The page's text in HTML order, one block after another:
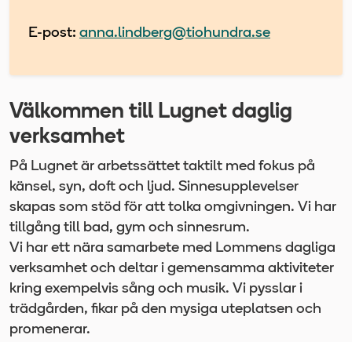
E-post: anna.lindberg@tiohundra.se
Välkommen till Lugnet daglig
verksamhet
På Lugnet är arbetssättet taktilt med fokus på
känsel, syn, doft och ljud. Sinnesupplevelser
skapas som stöd för att tolka omgivningen. Vi har
tillgång till bad, gym och sinnesrum.
Vi har ett nära samarbete med Lommens dagliga
verksamhet och deltar i gemensamma aktiviteter
kring exempelvis sång och musik. Vi pysslar i
trädgården, fikar på den mysiga uteplatsen och
promenerar.